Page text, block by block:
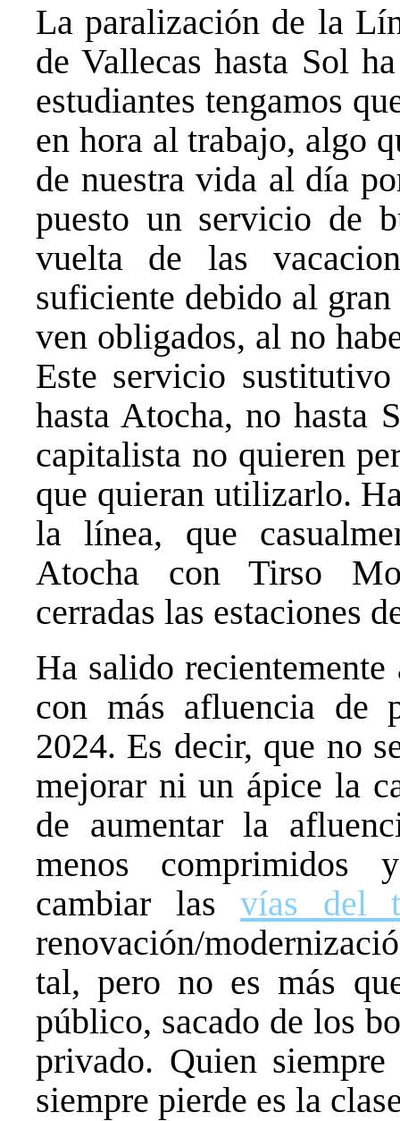
La paralización de la
de Vallecas hasta Sol
estudiantes tengamos
en hora al trabajo, algo
de nuestra vida al día
puesto un servicio de
vuelta de las
suficiente debido al
ven obligados, al no
Este servicio
hasta Atocha, no hasta
capitalista no quieren
que quieran utilizarlo.
la línea, que
Atocha con Tirso
cerradas las estaciones
Ha salido
con más afluencia de
2024. Es decir, que no
mejorar ni un ápice la
de aumentar la
menos comprimidos
cambiar lasvías del
renovación/
tal, pero no es más
público, sacado de los
privado. Quien
siempre pierde es la